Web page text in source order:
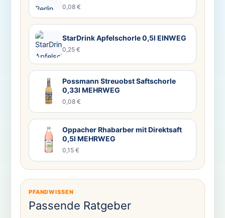
0,08 €
StarDrink Apfelschorle 0,5l EINWEG
0,25 €
Possmann Streuobst Saftschorle
0,33l MEHRWEG
0,08 €
Oppacher Rhabarber mit Direktsaft
0,5l MEHRWEG
0,15 €
PFANDWISSEN
Passende Ratgeber